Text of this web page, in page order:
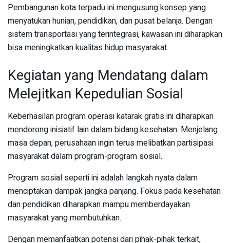
Pembangunan kota terpadu ini mengusung konsep yang
menyatukan hunian, pendidikan, dan pusat belanja. Dengan
sistem transportasi yang terintegrasi, kawasan ini diharapkan
bisa meningkatkan kualitas hidup masyarakat.
Kegiatan yang Mendatang dalam
Melejitkan Kepedulian Sosial
Keberhasilan program operasi katarak gratis ini diharapkan
mendorong inisiatif lain dalam bidang kesehatan. Menjelang
masa depan, perusahaan ingin terus melibatkan partisipasi
masyarakat dalam program-program sosial.
Program sosial seperti ini adalah langkah nyata dalam
menciptakan dampak jangka panjang. Fokus pada kesehatan
dan pendidikan diharapkan mampu memberdayakan
masyarakat yang membutuhkan.
Dengan memanfaatkan potensi dari pihak-pihak terkait,